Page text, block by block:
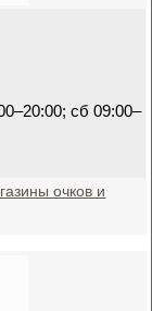
сб 09:00–
очков и